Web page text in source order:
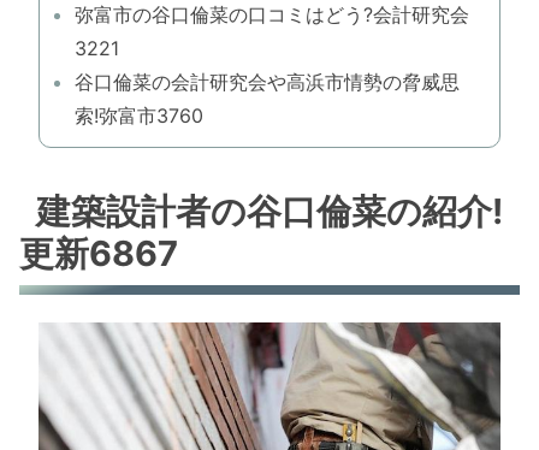
弥富市の谷口倫菜の口コミはどう?会計研究会
3221
谷口倫菜の会計研究会や高浜市情勢の脅威思
索!弥富市3760
建築設計者の谷口倫菜の紹介!
更新6867